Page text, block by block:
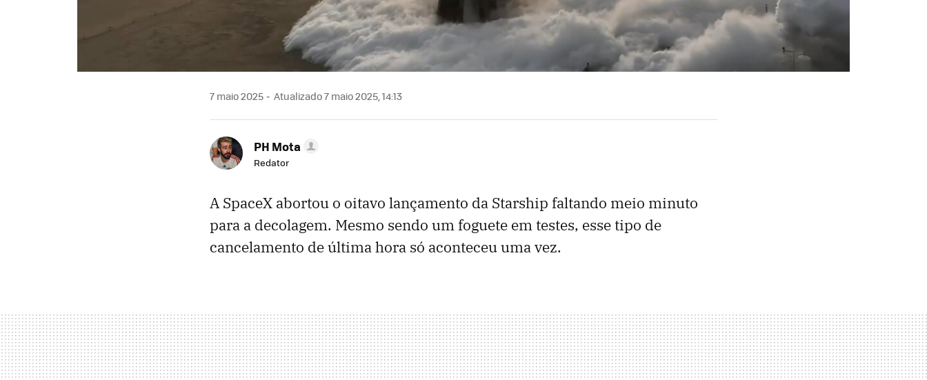
7 maio 2025 Atualizado 7 maio 2025, 14:13
PH Mota
Redator
A SpaceX abortou o oitavo lançamento da Starship faltando meio minuto
para a decolagem. Mesmo sendo um foguete em testes, esse tipo de
cancelamento de última hora só aconteceu uma vez.